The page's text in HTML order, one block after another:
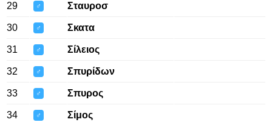
29 ♂ Σταυροσ
30 ♂ Σκατα
31 ♂ Σίλειος
32 ♂ Σπυρίδων
33 ♂ Σπυρος
34 ♂ Σίμος